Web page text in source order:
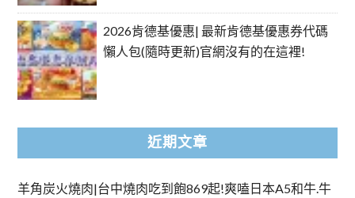
2026肯德基優惠| 最新肯德基優惠券代碼
懶人包(隨時更新)官網沒有的在這裡!
近期文章
羊角炭火燒肉|台中燒肉吃到飽869起!爽嗑日本A5和牛.牛